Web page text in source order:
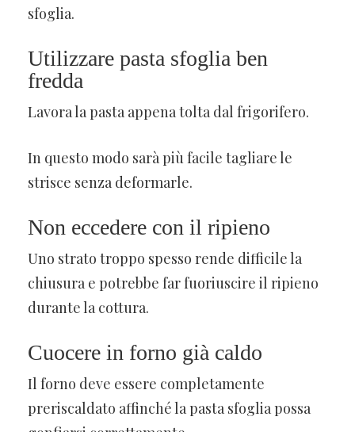
sfoglia.
Utilizzare pasta sfoglia ben
fredda
Lavora la pasta appena tolta dal frigorifero.
In questo modo sarà più facile tagliare le
strisce senza deformarle.
Non eccedere con il ripieno
Uno strato troppo spesso rende difficile la
chiusura e potrebbe far fuoriuscire il ripieno
durante la cottura.
Cuocere in forno già caldo
Il forno deve essere completamente
preriscaldato affinché la pasta sfoglia possa